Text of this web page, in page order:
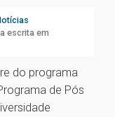
escrita em
do programa
de Pós